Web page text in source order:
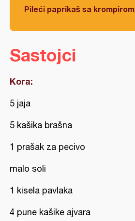
Pileći paprikaš sa krompirom
Sastojci
Kora:
5 jaja
5 kašika brašna
1 prašak za pecivo
malo soli
1 kisela pavlaka
4 pune kašike ajvara